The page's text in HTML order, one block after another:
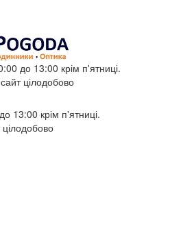
до 13:00 крім п'ятниці.
цілодобово
13:00 крім п'ятниці.